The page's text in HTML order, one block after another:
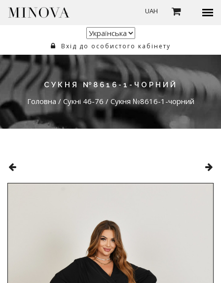
UAH
Вхід до особистого кабінету
СУКНЯ №8616-1-ЧОРНИЙ
Головна / Сукні 46-76 / Сукня №8616-1-чорний